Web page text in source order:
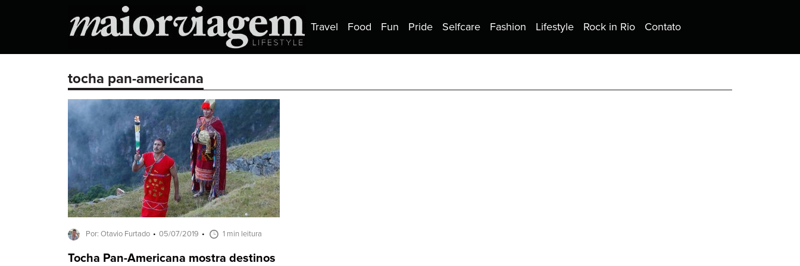
Travel Food Fun Pride Selfcare Fashion Lifestyle Rock in Rio Contato
tocha pan-americana
Por: Otavio Furtado 05/07/2019 1 min leitura
Tocha Pan-Americana mostra destinos